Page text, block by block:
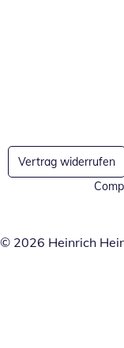
Vertrag widerrufen
© 2026 Heinrich